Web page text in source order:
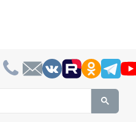
To search this site, enter